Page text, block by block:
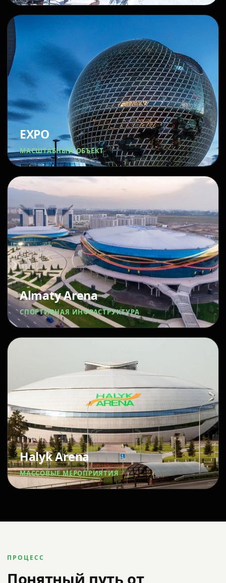
EXPO
МАСШТАБНЫЙ ОБЪЕКТ
Almaty Arena
СПОРТИВНАЯ ИНФРАСТРУКТУРА
Halyk Arena
МАССОВЫЕ МЕРОПРИЯТИЯ
ПРОЦЕСС
Понятный путь от